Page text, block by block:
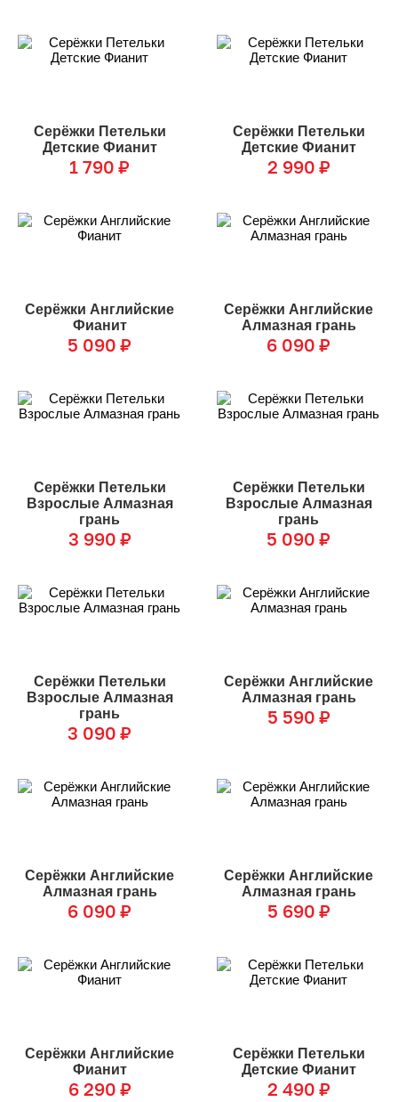
Серёжки Петельки
Детские Фианит
1 790 ₽
Серёжки Петельки
Детские Фианит
2 990 ₽
Серёжки Английские
Фианит
5 090 ₽
Серёжки Английские
Алмазная грань
6 090 ₽
Серёжки Петельки
Взрослые Алмазная
грань
3 990 ₽
Серёжки Петельки
Взрослые Алмазная
грань
5 090 ₽
Серёжки Петельки
Взрослые Алмазная
грань
3 090 ₽
Серёжки Английские
Алмазная грань
5 590 ₽
Серёжки Английские
Алмазная грань
6 090 ₽
Серёжки Английские
Алмазная грань
5 690 ₽
Серёжки Английские
Фианит
6 290 ₽
Серёжки Петельки
Детские Фианит
2 490 ₽